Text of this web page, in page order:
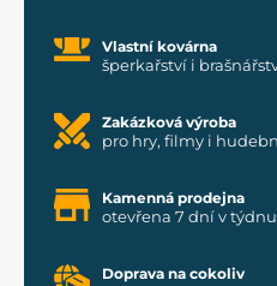
Vlastní kovárna
šperkařství i
Zakázková výroba
pro hry, filmy i
Kamenná prodejna
otevřena 7 dní v týdnu
Doprava na cokoliv